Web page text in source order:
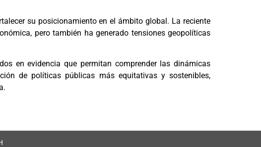
su posicionamiento en el ámbito global. La reciente
pero también ha generado tensiones geopolíticas
en evidencia que permitan comprender las dinámicas
de políticas públicas más equitativas y sostenibles,